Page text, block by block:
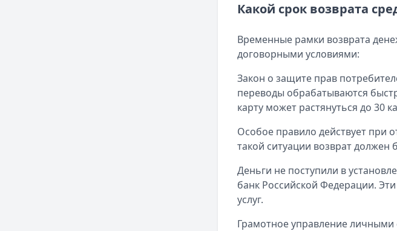
Какой срок возврата
Временные рамки возврата
договорными условиями:
Закон о защите прав
переводы обрабатываются
карту может растянуться до 30
Особое правило действует при
такой ситуации возврат
Деньги не поступили в
банк Российской Федерации.
услуг.
Грамотное управление личными